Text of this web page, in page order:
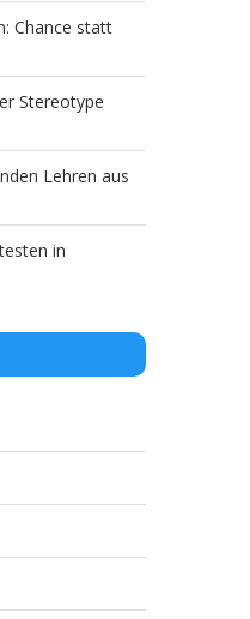
Chance statt
Stereotype
Lehren aus
in